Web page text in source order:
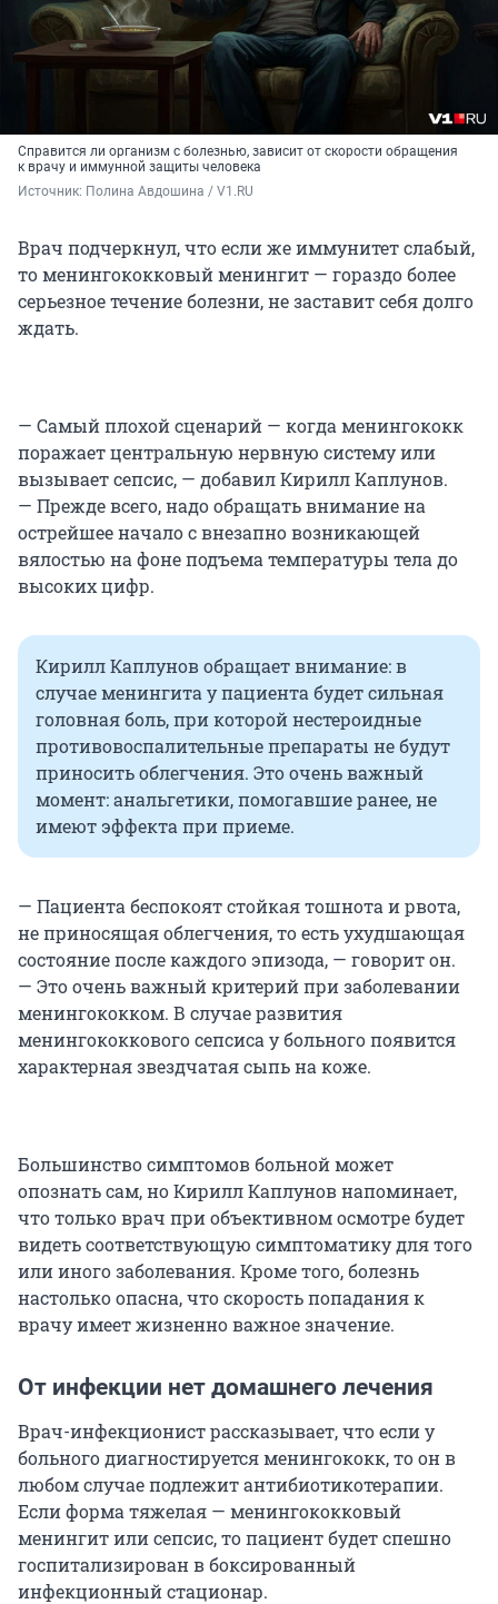
Справится ли организм с болезнью, зависит от скорости обращения
к врачу и иммунной защиты человека
Источник: Полина Авдошина / V1.RU
Врач подчеркнул, что если же иммунитет слабый,
то менингококковый менингит — гораздо более
серьезное течение болезни, не заставит себя долго
ждать.
— Самый плохой сценарий — когда менингококк
поражает центральную нервную систему или
вызывает сепсис, — добавил Кирилл Каплунов.
— Прежде всего, надо обращать внимание на
острейшее начало с внезапно возникающей
вялостью на фоне подъема температуры тела до
высоких цифр.
Кирилл Каплунов обращает внимание: в
случае менингита у пациента будет сильная
головная боль, при которой нестероидные
противовоспалительные препараты не будут
приносить облегчения. Это очень важный
момент: анальгетики, помогавшие ранее, не
имеют эффекта при приеме.
— Пациента беспокоят стойкая тошнота и рвота,
не приносящая облегчения, то есть ухудшающая
состояние после каждого эпизода, — говорит он.
— Это очень важный критерий при заболевании
менингококком. В случае развития
менингококкового сепсиса у больного появится
характерная звездчатая сыпь на коже.
Большинство симптомов больной может
опознать сам, но Кирилл Каплунов напоминает,
что только врач при объективном осмотре будет
видеть соответствующую симптоматику для того
или иного заболевания. Кроме того, болезнь
настолько опасна, что скорость попадания к
врачу имеет жизненно важное значение.
От инфекции нет домашнего лечения
Врач-инфекционист рассказывает, что если у
больного диагностируется менингококк, то он в
любом случае подлежит антибиотикотерапии.
Если форма тяжелая — менингококковый
менингит или сепсис, то пациент будет спешно
госпитализирован в боксированный
инфекционный стационар.